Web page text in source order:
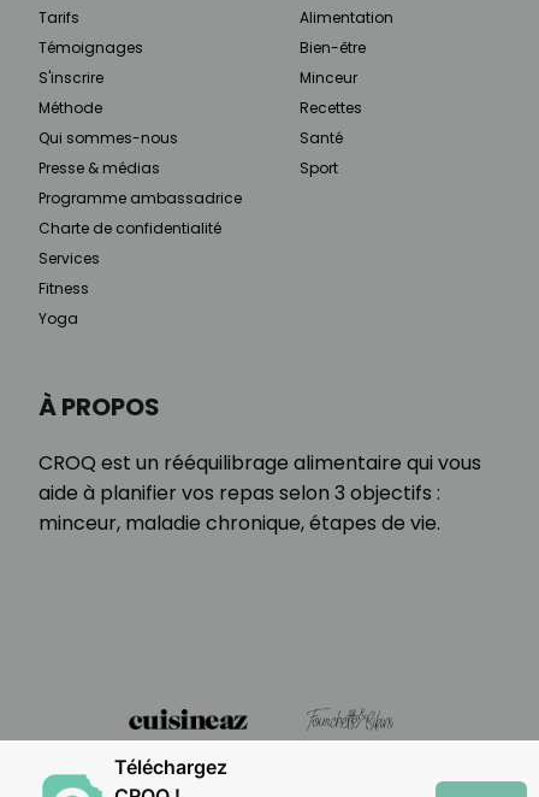
À PROPOS
CROQ est un rééquilibrage alimentaire qui vous
aide à planifier vos repas selon 3 objectifs :
minceur, maladie chronique, étapes de vie.
Tarifs
Témoignages
S'inscrire
Méthode
Qui sommes-nous
Presse & médias
Programme ambassadrice
Charte de confidentialité
Services
Fitness
Yoga
Alimentation
Bien-être
Minceur
Recettes
Santé
Sport
Téléchargez